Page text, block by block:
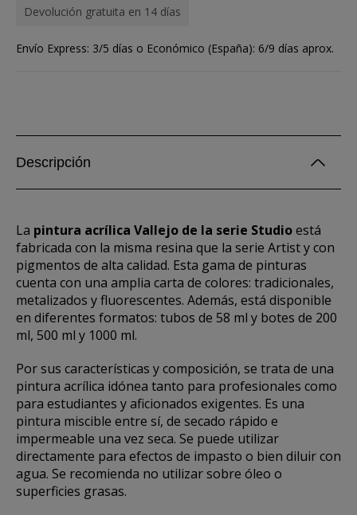
Devolución gratuita en 14 días
Envío Express: 3/5 días o Económico (España): 6/9 días aprox.
Descripción
La pintura acrílica Vallejo de la serie Studioestá
fabricada con la misma resina que la serie Artist y con
pigmentos de alta calidad. Esta gama de pinturas
cuenta con una amplia carta de colores: tradicionales,
metalizados y fluorescentes. Además, está disponible
en diferentes formatos: tubos de 58 ml y botes de 200
ml, 500 ml y 1000 ml.
Por sus características y composición, se trata de una
pintura acrílica idónea tanto para profesionales como
para estudiantes y aficionados exigentes. Es una
pintura miscible entre sí, de secado rápido e
impermeable una vez seca. Se puede utilizar
directamente para efectos de impasto o bien diluir con
agua. Se recomienda no utilizar sobre óleo o
superficies grasas.